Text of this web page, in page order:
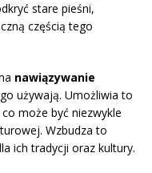
stare pieśni,
częścią tego
nawiązywanie
używają. Umożliwia to
może być niezwykle
Wzbudza to
ich tradycji oraz kultury.